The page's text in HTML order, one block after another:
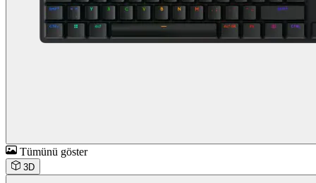
Tümünü göster
3D